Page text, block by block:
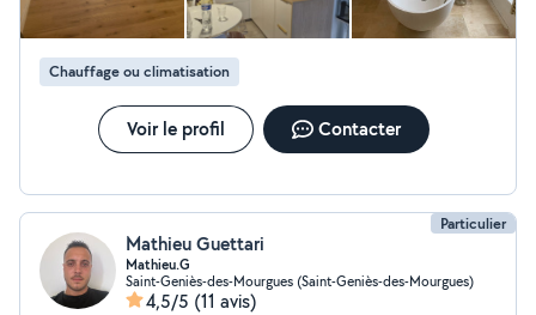
Chauffage ou climatisation
Voir le profil Contacter
Particulier
Mathieu Guettari
Mathieu.G
Saint-Geniès-des-Mourgues (Saint-Geniès-des-Mourgues)
4,5/5 (11 avis)